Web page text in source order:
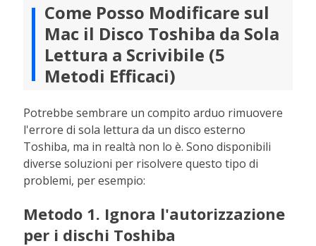
Come Posso Modificare sul
Mac il Disco Toshiba da Sola
Lettura a Scrivibile (5
Metodi Efficaci)
Potrebbe sembrare un compito arduo rimuovere
l'errore di sola lettura da un disco esterno
Toshiba, ma in realtà non lo è. Sono disponibili
diverse soluzioni per risolvere questo tipo di
problemi, per esempio:
Metodo 1. Ignora l'autorizzazione
per i dischi Toshiba